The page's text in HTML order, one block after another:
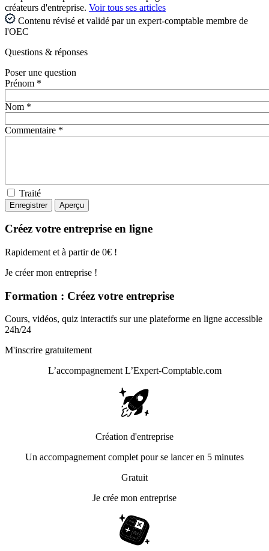
créateurs d'entreprise. Voir tous ses articles
Contenu révisé et validé par un expert-comptable membre de
l'OEC
Questions & réponses
Poser une question
Prénom *
Nom *
Commentaire *
Traité
Créez votre entreprise en ligne
Rapidement et à partir de 0€ !
Je créer mon entreprise !
Formation : Créez votre entreprise
Cours, vidéos, quiz interactifs sur une plateforme en ligne accessible
24h/24
M'inscrire gratuitement
L’accompagnementL’Expert-Comptable.com
Création d'entreprise
Un accompagnement complet pour se lancer en 5 minutes
Gratuit
Je crée mon entreprise